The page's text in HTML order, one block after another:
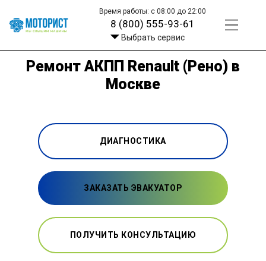
Время работы: с 08:00 до 22:00
8 (800) 555-93-61
Выбрать сервис
Ремонт АКПП Renault (Рено) в
Москве
ДИАГНОСТИКА
ЗАКАЗАТЬ ЭВАКУАТОР
ПОЛУЧИТЬ КОНСУЛЬТАЦИЮ